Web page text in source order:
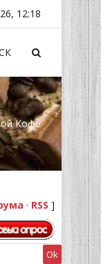
12:18
Кофе
· RSS ]